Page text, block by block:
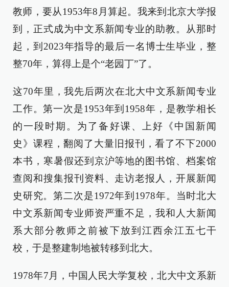
教师，要从1953年8月算起。我来到北京大学报
到，正式成为中文系新闻专业的助教。从那时
起，到2023年指导的最后一名博士生毕业，整
整70年，算得上是个“老园丁”了。
这70年里，我先后两次在北大中文系新闻专业
工作。第一次是1953年到1958年，是教学相长
的一段时期。为了备好课、上好《中国新闻
史》课程，翻阅了大量旧报刊，看了不下2000
本书，寒暑假还到京沪等地的图书馆、档案馆
查阅和搜集报刊资料、走访老报人，开展新闻
史研究。第二次是1972年到1978年。当时北大
中文系新闻专业师资严重不足，我和人大新闻
系大部分教师之前被下放到江西余江五七干
校，于是整建制地被转移到北大。
1978年7月，中国人民大学复校，北大中文系新